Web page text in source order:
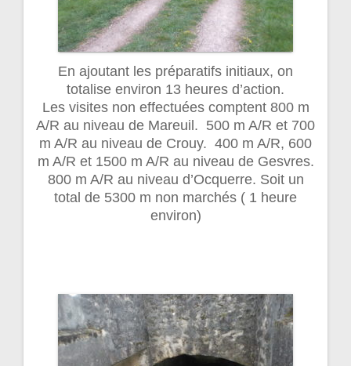
En ajoutant les préparatifs initiaux, on
totalise environ 13 heures d’action.
Les visites non effectuées comptent 800 m
A/R au niveau de Mareuil. 500 m A/R et 700
m A/R au niveau de Crouy. 400 m A/R, 600
m A/R et 1500 m A/R au niveau de Gesvres.
800 m A/R au niveau d’Ocquerre. Soit un
total de 5300 m non marchés ( 1 heure
environ)